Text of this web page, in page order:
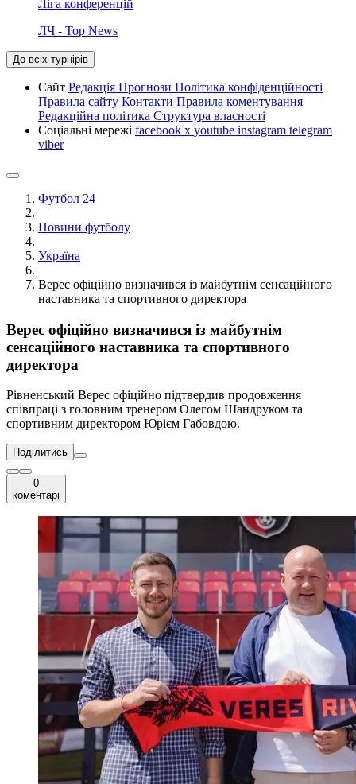
Ліга конференцій
ЛЧ - Top News
До всіх турнірів
Сайт Редакція Прогнози Політика конфіденційності
Правила сайту Контакти Правила коментування
Редакційна політика Структура власності
Соціальні мережі facebook x youtube instagram telegram
viber
Футбол 24
Новини футболу
Україна
Верес офіційно визначився із майбутнім сенсаційного
наставника та спортивного директора
Верес офіційно визначився із майбутнім
сенсаційного наставника та спортивного
директора
Рівненський Верес офіційно підтвердив продовження
співпраці з головним тренером Олегом Шандруком та
спортивним директором Юрієм Габовдою.
Поділитись
0
коментарі